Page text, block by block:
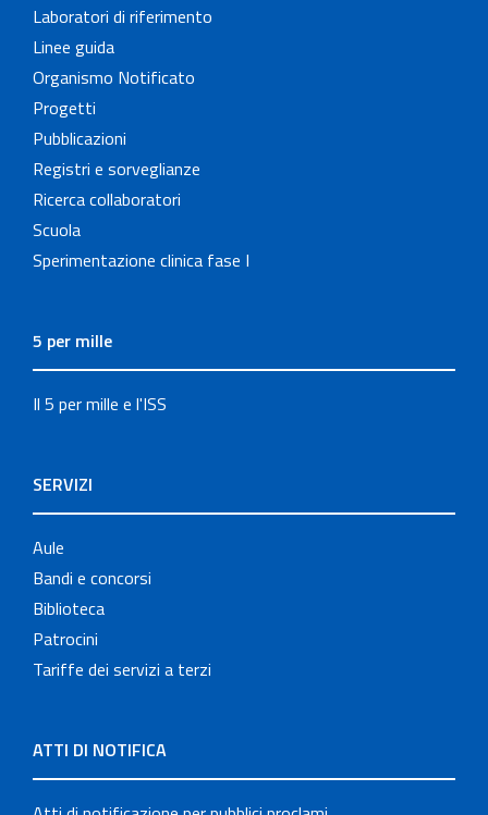
Laboratori di riferimento
Linee guida
Organismo Notificato
Progetti
Pubblicazioni
Registri e sorveglianze
Ricerca collaboratori
Scuola
Sperimentazione clinica fase I
5 per mille
Il 5 per mille e l'ISS
SERVIZI
Aule
Bandi e concorsi
Biblioteca
Patrocini
Tariffe dei servizi a terzi
ATTI DI NOTIFICA